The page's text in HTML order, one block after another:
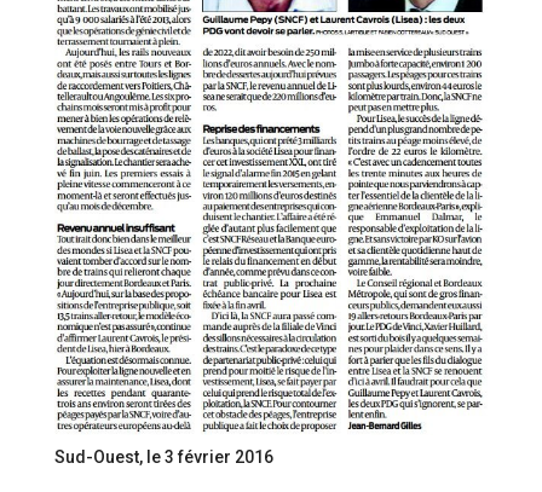
Sud-Ouest, le 3 février 2016